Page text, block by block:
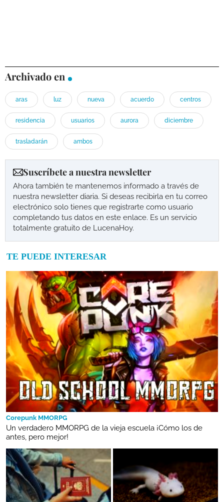
Archivado en
aras luz nueva acuerdo centros
residencia usuarios aurora diciembre
trasladarán ambos
Suscríbete a nuestra newsletter
Ahora también te mantenemos informado a través de
nuestra newsletter diaria. Si deseas recibirla en tu correo
electrónico solo tienes que registrarte como usuario
completando tus datos en este enlace. Es un servicio
totalmente gratuito de LucenaHoy.
TE PUEDE INTERESAR
Corepunk MMORPG
Un verdadero MMORPG de la vieja escuela ¡Cómo los de
antes, pero mejor!